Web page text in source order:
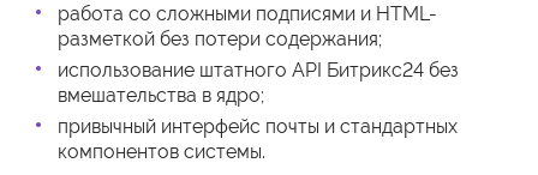
работа со сложными подписями и HTML-
разметкой без потери содержания;
использование штатного API Битрикс24 без
вмешательства в ядро;
привычный интерфейс почты и стандартных
компонентов системы.